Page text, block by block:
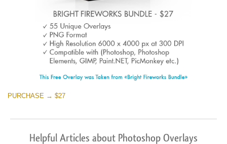
PURCHASE → $27
Helpful Articles about Photoshop Overlays